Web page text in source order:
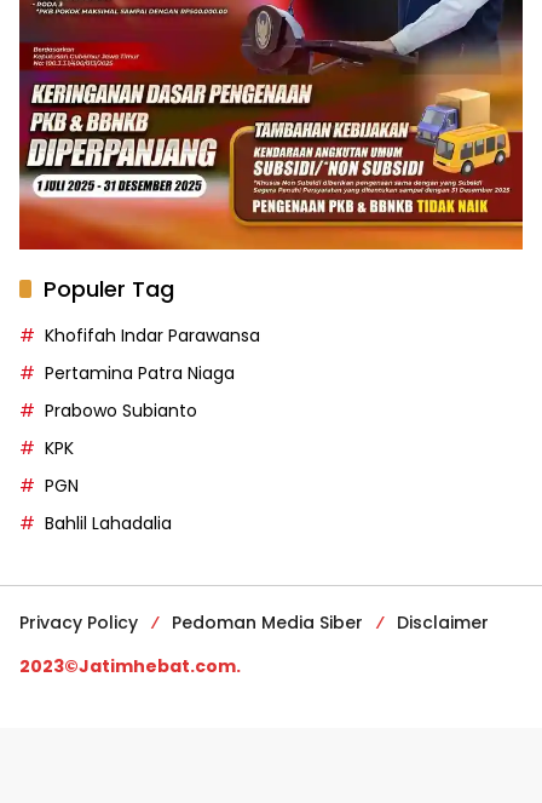
Populer Tag
Khofifah Indar Parawansa
Pertamina Patra Niaga
Prabowo Subianto
KPK
PGN
Bahlil Lahadalia
Privacy Policy Pedoman Media Siber
Disclaimer
2023©Jatimhebat.com.